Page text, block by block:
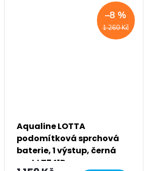
1 260 Kč
–8 %
Aqualine LOTTA
podomítková sprchová
baterie, 1 výstup, černá
mat LT741B